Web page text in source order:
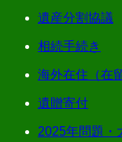
遺産分割協議
相続手続き
海外在住（在
遺贈寄付
2025年問題・